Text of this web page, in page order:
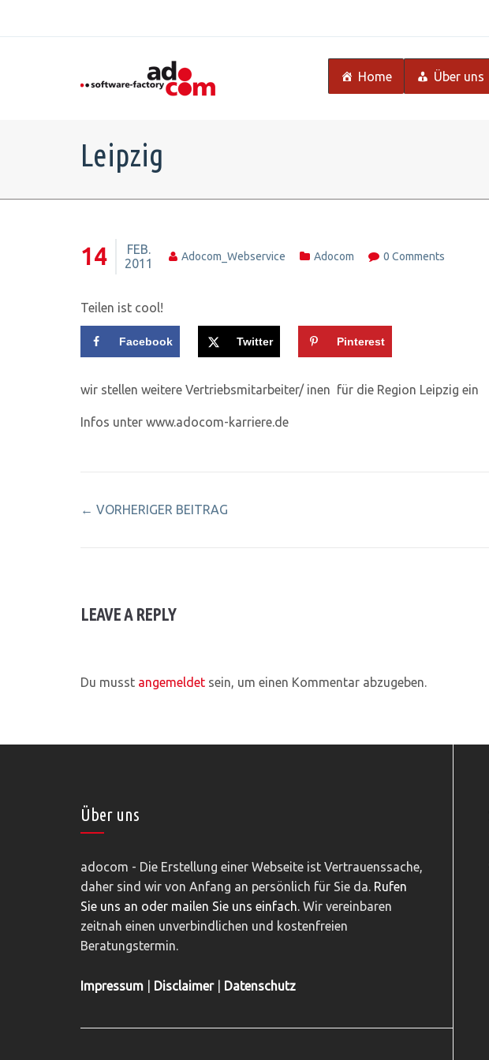
Home Über uns
Leipzig
14
FEB.
2011
Adocom_Webservice Adocom 0 Comments
Teilen ist cool!
Facebook Twitter Pinterest
wir stellen weitere Vertriebsmitarbeiter/ inen für die Region Leipzig ein
Infos unter www.adocom-karriere.de
← VORHERIGER BEITRAG
LEAVE A REPLY
Du musst angemeldet sein, um einen Kommentar abzugeben.
Über uns
adocom - Die Erstellung einer Webseite ist Vertrauenssache,
daher sind wir von Anfang an persönlich für Sie da. Rufen
Sie uns an oder mailen Sie uns einfach. Wir vereinbaren
zeitnah einen unverbindlichen und kostenfreien
Beratungstermin.
Impressum Disclaimer| Datenschutz